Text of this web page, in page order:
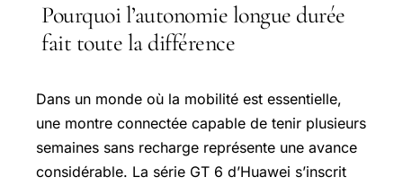
Pourquoi l’autonomie longue durée
fait toute la différence
Dans un monde où la mobilité est essentielle,
une montre connectée capable de tenir plusieurs
semaines sans recharge représente une avance
considérable. La série GT 6 d’Huawei s’inscrit